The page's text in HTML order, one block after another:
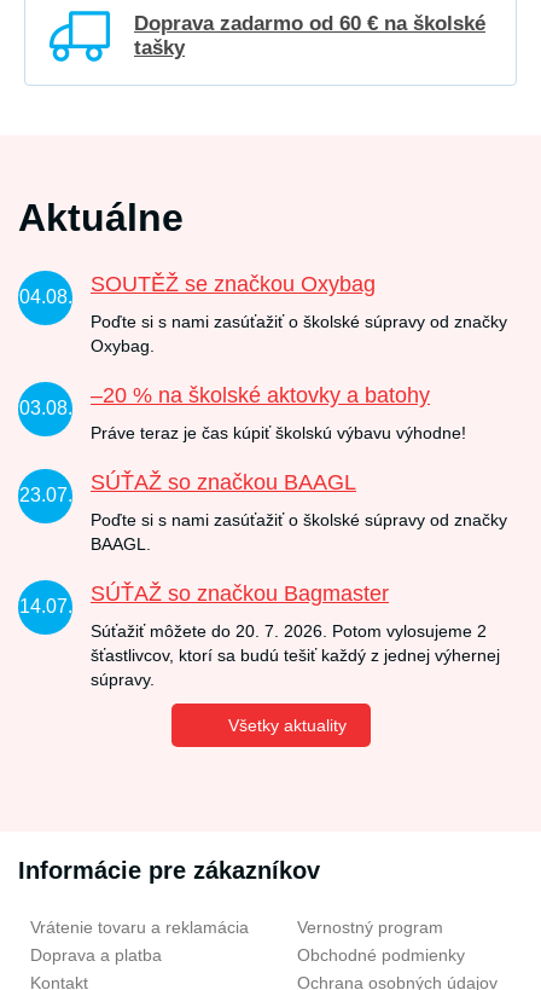
Doprava zadarmo od 60 € na školské
tašky
Aktuálne
04.08.
SOUTĚŽ se značkou Oxybag
Poďte si s nami zasúťažiť o školské súpravy od značky
Oxybag.
03.08.
–20 % na školské aktovky a batohy
Práve teraz je čas kúpiť školskú výbavu výhodne!
23.07.
SÚŤAŽ so značkou BAAGL
Poďte si s nami zasúťažiť o školské súpravy od značky
BAAGL.
14.07.
SÚŤAŽ so značkou Bagmaster
Súťažiť môžete do 20. 7. 2026. Potom vylosujeme 2
šťastlivcov, ktorí sa budú tešiť každý z jednej výhernej
súpravy.
Všetky aktuality
Informácie pre zákazníkov
Vrátenie tovaru a reklamácia
Doprava a platba
Kontakt
Vernostný program
Obchodné podmienky
Ochrana osobných údajov